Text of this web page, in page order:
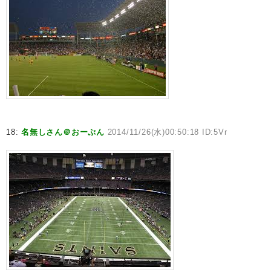
18:名無しさん＠おーぷん 2014/11/26(水)00:50:18 ID:5Vr